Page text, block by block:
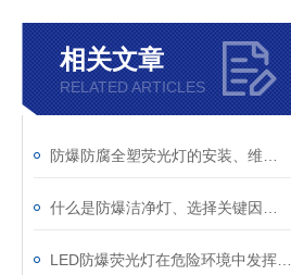
相关文章
RELATED ARTICLES